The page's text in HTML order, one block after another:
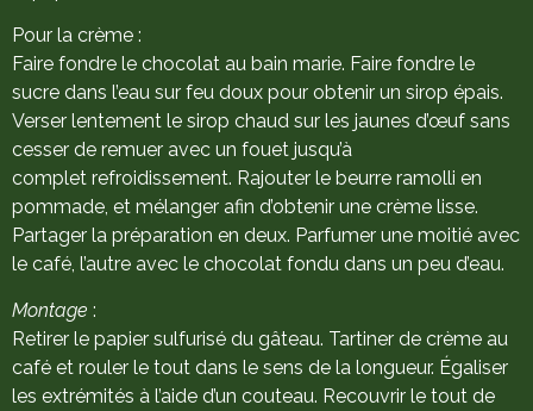
Pour la crème :
Faire fondre le chocolat au bain marie. Faire fondre le
sucre dans l’eau sur feu doux pour obtenir un sirop épais.
Verser lentement le sirop chaud sur les jaunes d’œuf sans
cesser de remuer avec un fouet jusqu’à
complet refroidissement. Rajouter le beurre ramolli en
pommade, et mélanger afin d’obtenir une crème lisse.
Partager la préparation en deux. Parfumer une moitié avec
le café, l’autre avec le chocolat fondu dans un peu d’eau.
Montage :
Retirer le papier sulfurisé du gâteau. Tartiner de crème au
café et rouler le tout dans le sens de la longueur. Égaliser
les extrémités à l’aide d’un couteau. Recouvrir le tout de